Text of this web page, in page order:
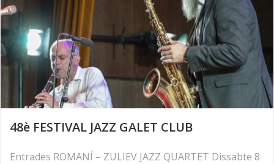
48è FESTIVAL JAZZ GALET CLUB
Entrades ROMANÍ – ZULIEV JAZZ QUARTET Dissabte 8